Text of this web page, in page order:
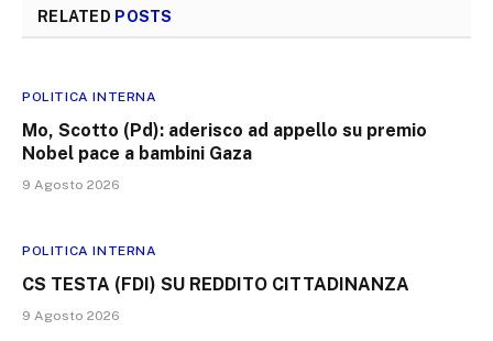
RELATED POSTS
POLITICA INTERNA
Mo, Scotto (Pd): aderisco ad appello su premio
Nobel pace a bambini Gaza
9 Agosto 2026
POLITICA INTERNA
CS TESTA (FDI) SU REDDITO CITTADINANZA
9 Agosto 2026